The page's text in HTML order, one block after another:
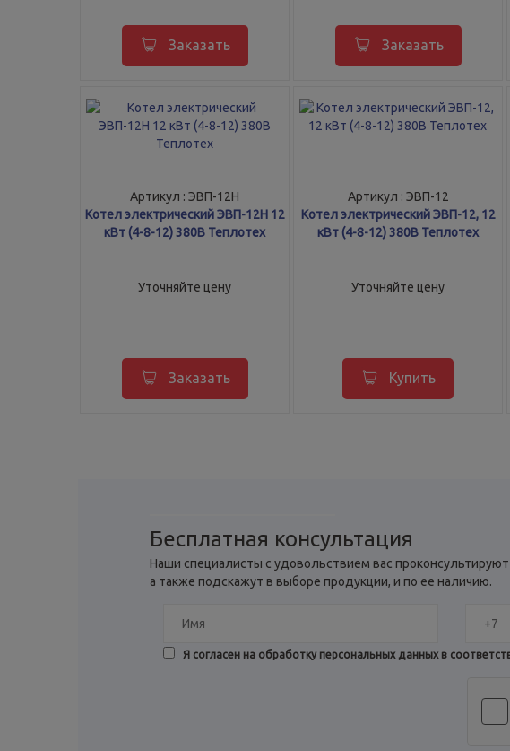
Заказать Заказать
Артикул : ЭВП-12Н
Котел электрический ЭВП-12Н 12
кВт (4-8-12) 380В Теплотех
Уточняйте цену
Заказать
Артикул : ЭВП-12
Котел электрический ЭВП-12, 12
кВт (4-8-12) 380В Теплотех
Уточняйте цену
Купить
Бесплатная консультация
Наши специалисты с удовольствием вас
а также подскажут в выборе продукции, и по ее наличию.
Я согласен на обработку персональных данных в